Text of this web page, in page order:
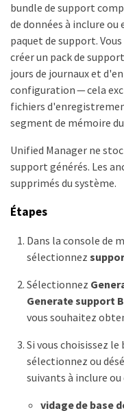
bundle de support
de données à inclure
paquet de support.
créer un pack de
jours de journaux et
configuration — cela
fichiers
segment de mémoire
Unified Manager ne
support générés. Les
supprimés du système.
Étapes
Dans la console de
sélectionnez
Sélectionnez
Generate support
vous souhaitez
Si vous choisissez
sélectionnez ou
suivants à inclure
vidage de base